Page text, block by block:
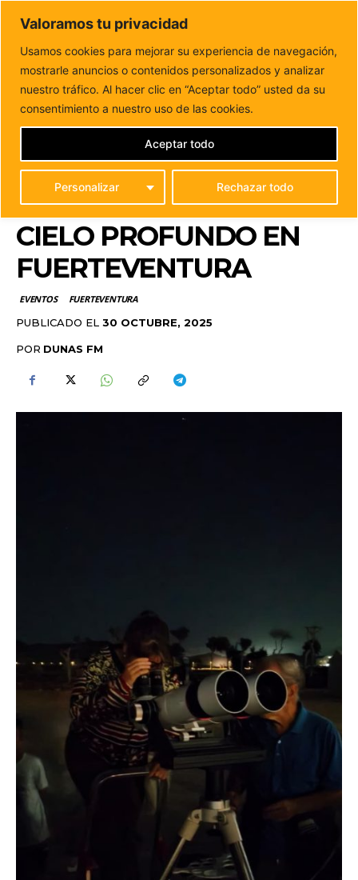
Valoramos tu privacidad
Usamos cookies para mejorar su experiencia de navegación,
mostrarle anuncios o contenidos personalizados y analizar
nuestro tráfico. Al hacer clic en “Aceptar todo” usted da su
consentimiento a nuestro uso de las cookies.
Personalizar Rechazar todo
Aceptar todo
DUNAS FM
Tu informacion de forma cercana
Inicio EVENTOS
Casi 600 personas participan en las
Jornadas de Observación del Cielo Profundo...
CASI 600 PERSONAS
PARTICIPAN EN LAS
JORNADAS DE
OBSERVACIÓN DEL
CIELO PROFUNDO EN
FUERTEVENTURA
EVENTOS FUERTEVENTURA
PUBLICADO EL 30 OCTUBRE, 2025
POR DUNAS FM